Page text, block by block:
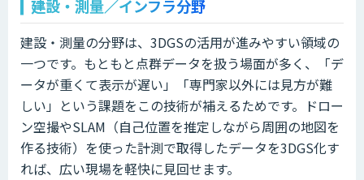
建設・測量／インフラ分野
建設・測量の分野は、3DGSの活用が進みやすい領域の
一つです。もともと点群データを扱う場面が多く、「デ
ータが重くて表示が遅い」「専門家以外には見方が難
しい」という課題をこの技術が補えるためです。ドロー
ン空撮やSLAM（自己位置を推定しながら周囲の地図を
作る技術）を使った計測で取得したデータを3DGS化す
れば、広い現場を軽快に見回せます。